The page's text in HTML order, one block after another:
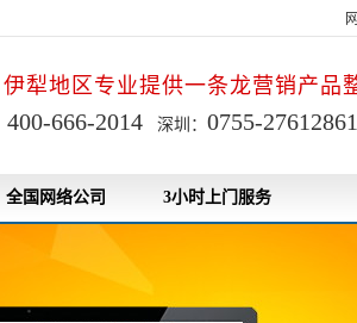
伊犁地区专业提供一条龙营销产品
400-666-2014 深圳： 0755-27612861
全国网络公司 3小时上门服务